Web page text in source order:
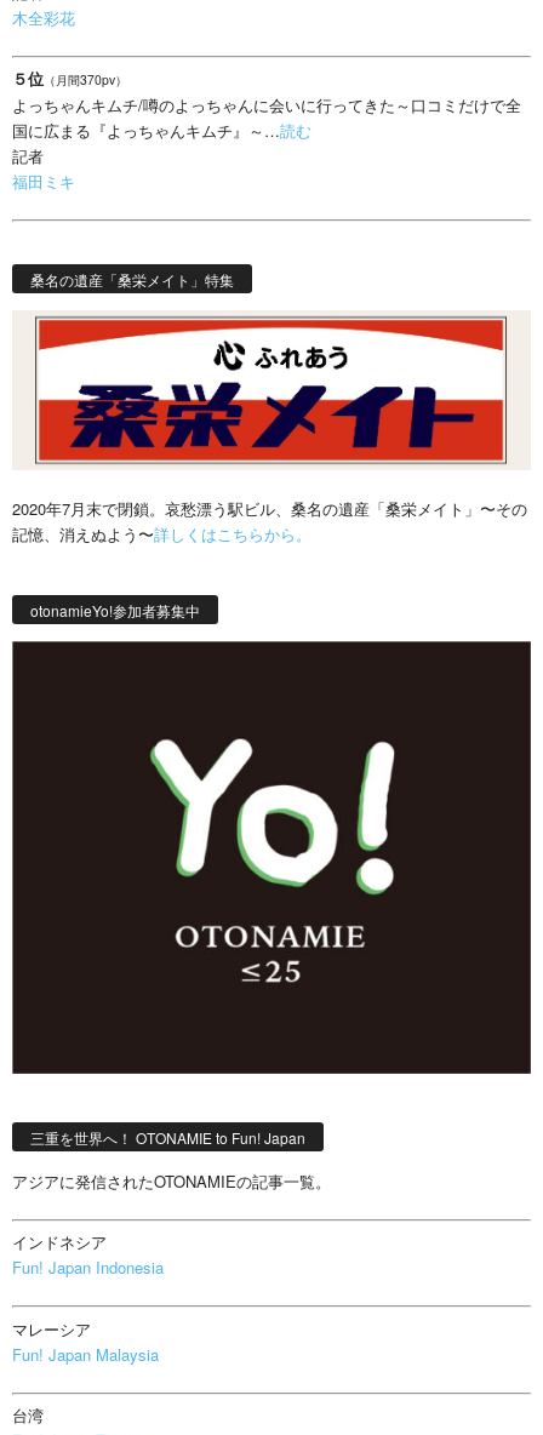
木全彩花
５位 （月間370pv）
よっちゃんキムチ/噂のよっちゃんに会いに行ってきた～口コミだけで全
国に広まる『よっちゃんキムチ』～…読む
記者
福田ミキ
桑名の遺産「桑栄メイト」特集
2020年7月末で閉鎖。哀愁漂う駅ビル、桑名の遺産「桑栄メイト」〜その
記憶、消えぬよう〜詳しくはこちらから。
otonamieYo!参加者募集中
三重を世界へ！ OTONAMIE to Fun! Japan
アジアに発信されたOTONAMIEの記事一覧。
インドネシア
Fun! Japan Indonesia
マレーシア
Fun! Japan Malaysia
台湾